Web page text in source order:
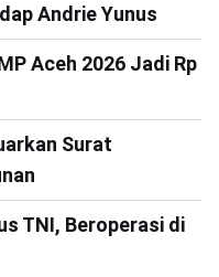
Andrie Yunus
Aceh 2026 Jadi Rp
Surat
TNI, Beroperasi di